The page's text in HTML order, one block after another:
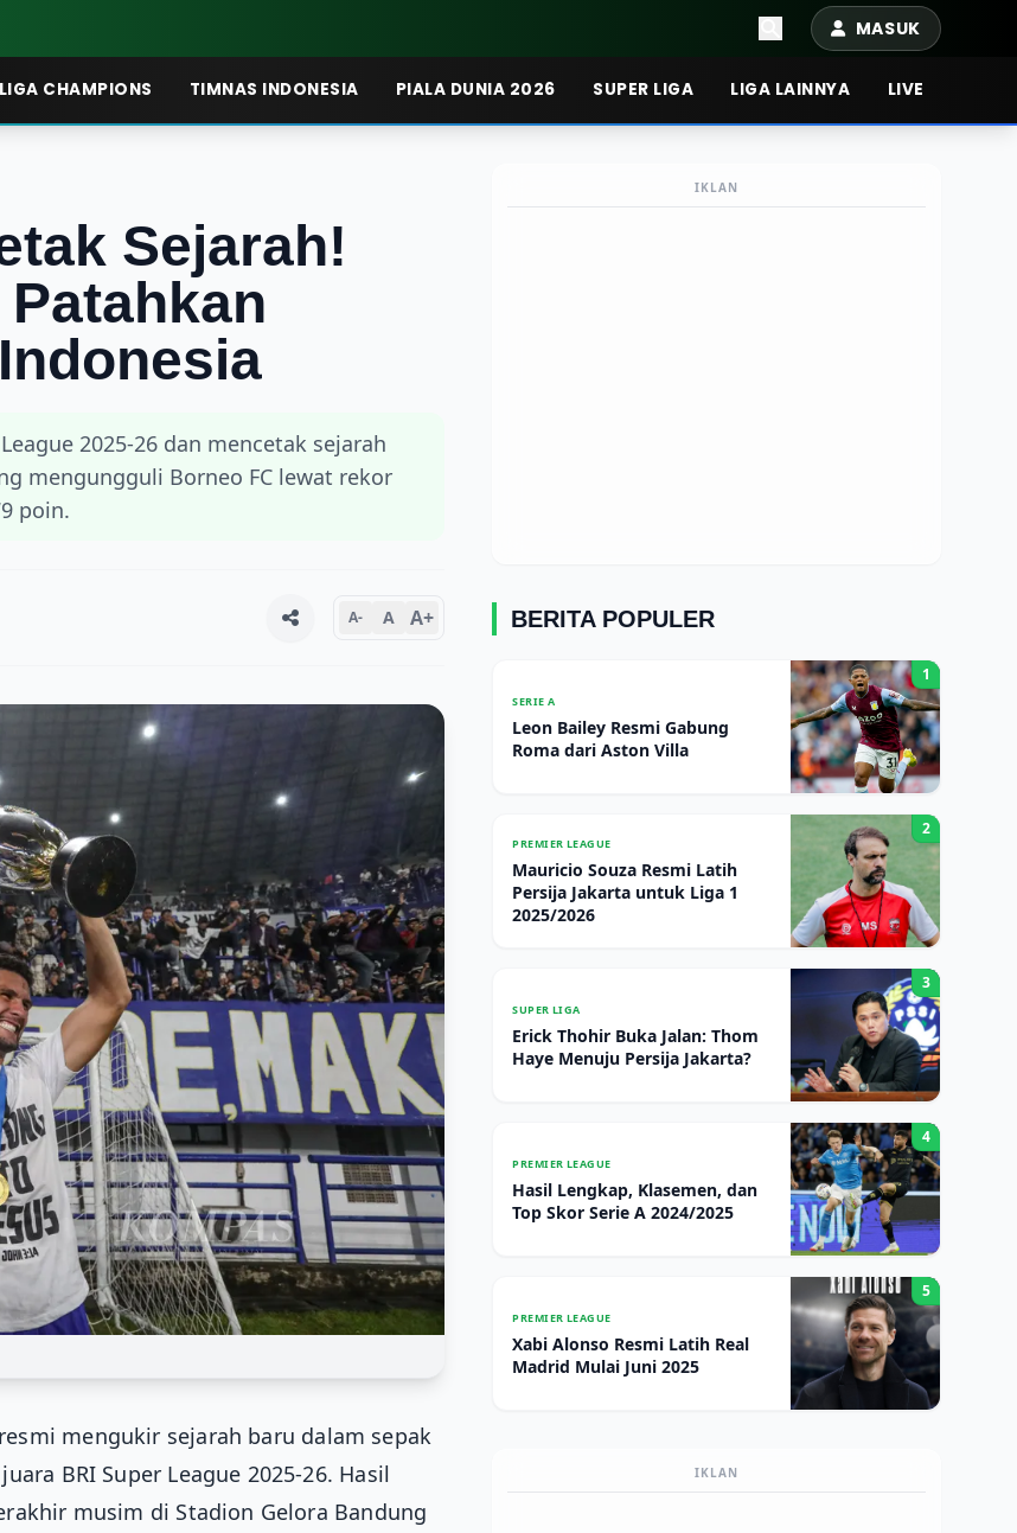
MASUK
LIGA CHAMPIONS TIMNAS INDONESIA PIALA DUNIA 2026 SUPER LIGA LIGA LAINNYA LIVE
Sejarah!
2025-26 dan mencetak sejarah
mengungguli Borneo FC lewat rekor
poin.
A- A A+
mengukir sejarah baru dalam sepak
BRI Super League 2025-26. Hasil
musim di Stadion Gelora Bandung
IKLAN
BERITA POPULER
SERIE A
Leon Bailey Resmi Gabung
Roma dari Aston Villa
1
PREMIER LEAGUE
Mauricio Souza Resmi Latih
Persija Jakarta untuk Liga 1
2025/2026
2
SUPER LIGA
Erick Thohir Buka Jalan: Thom
Haye Menuju Persija Jakarta?
3
PREMIER LEAGUE
Hasil Lengkap, Klasemen, dan
Top Skor Serie A 2024/2025
4
PREMIER LEAGUE
Xabi Alonso Resmi Latih Real
Madrid Mulai Juni 2025
5
IKLAN